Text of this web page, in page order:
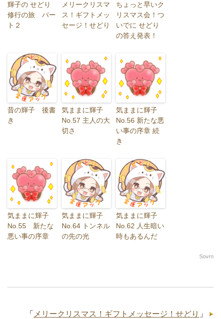
輝子の せどり
修行の旅 パー
ト２
メリークリスマ
ス！ギフトメッ
セージ！せどり
ちょっと早いク
リスマス会！つ
いでに せどり
の答え発表！
昔の輝子 後書
き
気ままに輝子
No.57 主人の大
切さ
気ままに輝子
No.56 新たな悪
い事の序章 続
き
気ままに輝子
No.55 新たな
悪い事の序章
気ままに輝子
No.64 トンネル
の先の光
気ままに輝子
No.62 人生暗い
時もあるんだ
Sovrn
「 メリークリスマス！ギフトメッセージ！せどり 」